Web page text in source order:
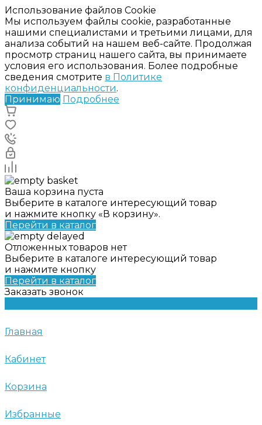
Использование файлов Cookie
Мы используем файлы cookie, разработанные
нашими специалистами и третьими лицами, для
анализа событий на нашем веб-сайте. Продолжая
просмотр страниц нашего сайта, вы принимаете
условия его использования. Более подробные
сведения смотрите в Политике
конфиденциальности.
Принимаю Подробнее
Ваша корзина пуста
Выберите в каталоге интересующий товар
и нажмите кнопку «В корзину».
Перейти в каталог
Отложенных товаров нет
Выберите в каталоге интересующий товар
и нажмите кнопку
Перейти в каталог
Заказать звонок
Главная
Кабинет
Корзина
Избранные